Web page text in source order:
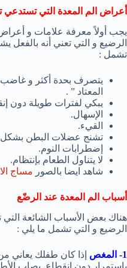
أعراض الم المعدة التي تستدعي
يجب أولاً معرفة علامات و
الرضيع و التي تعني أنه بالفعل
تشمل :
يتصرف بحدة أكثر و
المعتاد ” .
يبكي لفترات طويلة دون
الإسهال.
القيء.
تشنج عضلات البطن
إضطرابات النوم.
لا يتناول الطعام بإنتظام.
شاهد ايضا بالصور مساج
أسباب الم المعدة عند الرضّع
هناك بعض الأسباب الشائعة
الرضيع و التي تشمل ما يلي :
1- المغص
إذا كان طفلك يعاني
بإستمرار دون إنقطاع. يصاب